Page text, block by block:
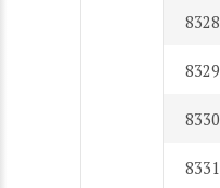
8328
8329
8330
8331